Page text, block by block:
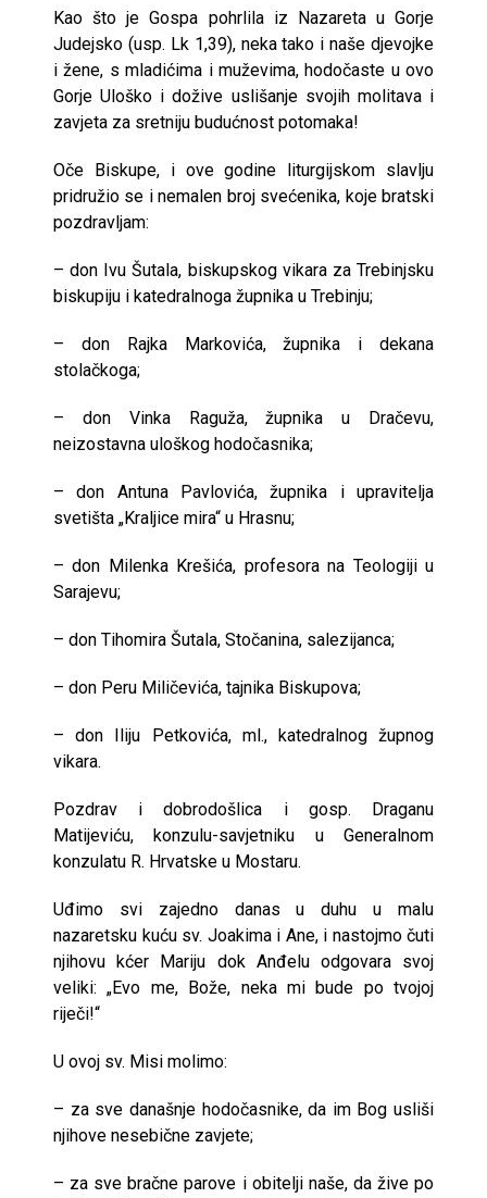
Kao što je Gospa pohrlila iz Nazareta u Gorje
Judejsko (usp. Lk 1,39), neka tako i naše djevojke
i žene, s mladićima i muževima, hodočaste u ovo
Gorje Uloško i dožive uslišanje svojih molitava i
zavjeta za sretniju budućnost potomaka!
Oče Biskupe, i ove godine liturgijskom slavlju
pridružio se i nemalen broj svećenika, koje bratski
pozdravljam:
– don Ivu Šutala, biskupskog vikara za Trebinjsku
biskupiju i katedralnoga župnika u Trebinju;
– don Rajka Markovića, župnika i dekana
stolačkoga;
– don Vinka Raguža, župnika u Dračevu,
neizostavna uloškog hodočasnika;
– don Antuna Pavlovića, župnika i upravitelja
svetišta „Kraljice mira“ u Hrasnu;
– don Milenka Krešića, profesora na Teologiji u
Sarajevu;
– don Tihomira Šutala, Stočanina, salezijanca;
– don Peru Miličevića, tajnika Biskupova;
– don Iliju Petkovića, ml., katedralnog župnog
vikara.
Pozdrav i dobrodošlica i gosp. Draganu
Matijeviću, konzulu-savjetniku u Generalnom
konzulatu R. Hrvatske u Mostaru.
Uđimo svi zajedno danas u duhu u malu
nazaretsku kuću sv. Joakima i Ane, i nastojmo čuti
njihovu kćer Mariju dok Anđelu odgovara svoj
veliki: „Evo me, Bože, neka mi bude po tvojoj
riječi!“
U ovoj sv. Misi molimo:
– za sve današnje hodočasnike, da im Bog usliši
njihove nesebične zavjete;
– za sve bračne parove i obitelji naše, da žive po